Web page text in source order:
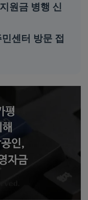
원금 병행 신
센터 방문 접